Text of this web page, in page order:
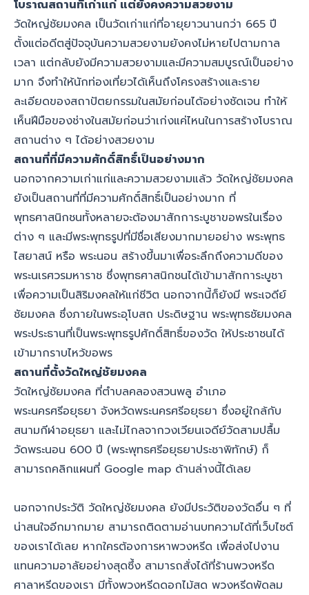
โบราณสถานที่เก่าแก่ แต่ยังคงความสวยงาม
วัดใหญ่ชัยมงคล เป็นวัดเก่าแก่ที่อายุยาวนานกว่า 665 ปี
ตั้งแต่อดีตสู่ปัจจุบันความสวยงามยังคงไม่หายไปตามกาล
เวลา แต่กลับยังมีความสวยงามและมีความสมบูรณ์เป็นอย่าง
มาก จึงทำให้นักท่องเที่ยวได้เห็นถึงโครงสร้างและราย
ละเอียดของสถาปัตยกรรมในสมัยก่อนได้อย่างชัดเจน ทำให้
เห็นฝีมือของช่างในสมัยก่อนว่าเก่งแค่ไหนในการสร้างโบราณ
สถานต่าง ๆ ได้อย่างสวยงาม
สถานที่ที่มีความศักดิ์สิทธิ์เป็นอย่างมาก
นอกจากความเก่าแก่และความสวยงามแล้ว วัดใหญ่ชัยมงคล
ยังเป็นสถานที่ที่มีความศักดิ์สิทธิ์เป็นอย่างมาก ที่
พุทธศาสนิกชนทั้งหลายจะต้องมาสักการะบูชาขอพรในเรื่อง
ต่าง ๆ และมีพระพุทธรูปที่มีชื่อเสียงมากมายอย่าง พระพุทธ
ไสยาสน์ หรือ พระนอน สร้างขึ้นมาเพื่อระลึกถึงความดีของ
พระนเรศวรมหาราช ซึ่งพุทธศาสนิกชนได้เข้ามาสักการะบูชา
เพื่อความเป็นสิริมงคลให้แก่ชีวิต นอกจากนี้ก็ยังมี พระเจดีย์
ชัยมงคล ซึ่งภายในพระอุโบสถ ประดิษฐาน พระพุทธชัยมงคล
พระประธานที่เป็นพระพุทธรูปศักดิ์สิทธิ์ของวัด ให้ประชาชนได้
เข้ามากราบไหว้ขอพร
สถานที่ตั้งวัดใหญ่ชัยมงคล
วัดใหญ่ชัยมงคล ที่ตำบลคลองสวนพลู อำเภอ
พระนครศรีอยุธยา จังหวัดพระนครศรีอยุธยา ซึ่งอยู่ใกล้กับ
สนามกีฬาอยุธยา และไม่ไกลจากวงเวียนเจดีย์วัดสามปลื้ม
วัดพระนอน 600 ปี (พระพุทธศรีอยุธยาประชาพิทักษ์) ก็
สามารถคลิกแผนที่ Google map ด้านล่างนี้ได้เลย
นอกจากประวัติ วัดใหญ่ชัยมงคล ยังมีประวัติของวัดอื่น ๆ ที่
น่าสนใจอีกมากมาย สามารถติดตามอ่านบทความได้ที่เว็บไซต์
ของเราได้เลย หากใครต้องการหาพวงหรีด เพื่อส่งไปงาน
แทนความอาลัยอย่างสุดซึ้ง สามารถสั่งได้ที่ร้านพวงหรีด
ศาลาหรีดของเรา มีทั้งพวงหรีดดอกไม้สด พวงหรีดพัดลม